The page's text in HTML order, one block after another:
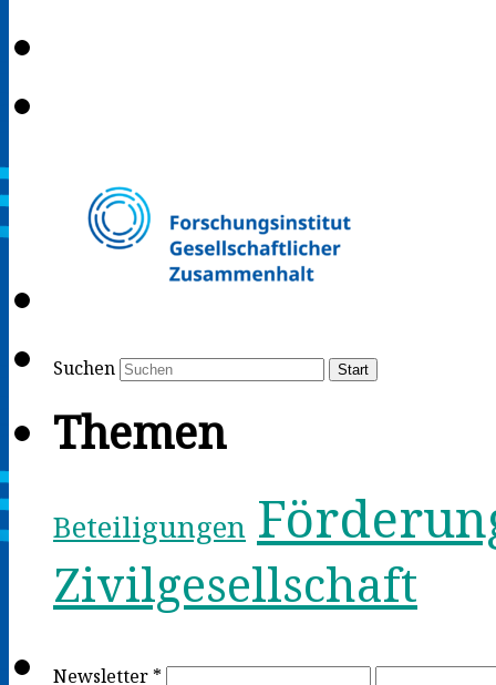
Suchen Start
Themen
Beteiligungen
Zivilgesellschaft
Newsletter *